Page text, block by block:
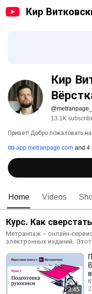
Кир
Кир
13.1K
Привет! Добро пожаловать
app.metranpage.com and 4
Home Videos
Курс. Как
Метранпаж – онлайн-
электронных изданий.
вопросы с версткой книг и
3:45